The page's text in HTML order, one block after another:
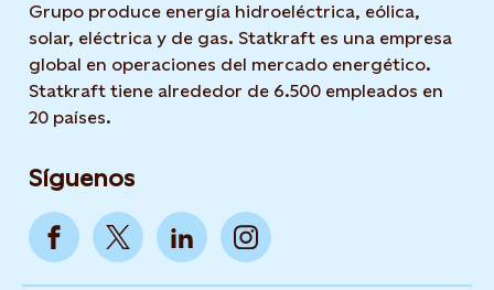
Grupo produce energía hidroeléctrica, eólica,
solar, eléctrica y de gas. Statkraft es una empresa
global en operaciones del mercado energético.
Statkraft tiene alrededor de 6.500 empleados en
20 países.
Síguenos